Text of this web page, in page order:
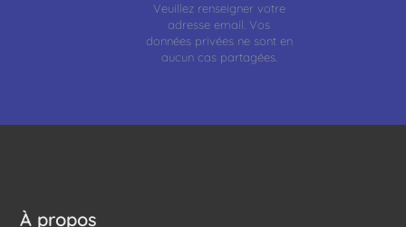
Veuillez renseigner votre
adresseemail.Vos
données privées ne sont en
aucun cas partagées.
À propos